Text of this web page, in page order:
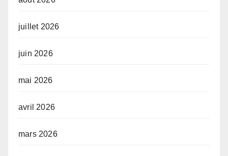
juillet 2026
juin 2026
mai 2026
avril 2026
mars 2026